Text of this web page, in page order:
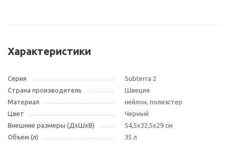
Характеристики
Серия
Subterra 2
Страна производитель
Швеция
Материал
нейлон, полиэстер
Цвет
Черный
Внешние размеры (ДxШxВ)
54,5x32,5x29 см
Объем (л)
35 л